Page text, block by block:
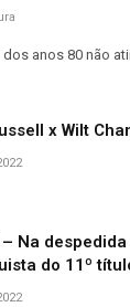
anos 80 não
x Wilt
Na
do 11º